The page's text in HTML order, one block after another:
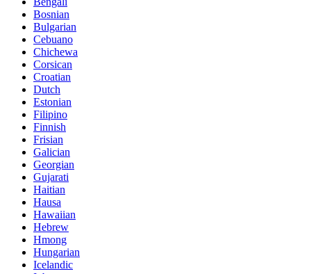
Bosnian
Bulgarian
Cebuano
Chichewa
Corsican
Croatian
Dutch
Estonian
Filipino
Finnish
Frisian
Galician
Georgian
Gujarati
Haitian
Hausa
Hawaiian
Hebrew
Hmong
Hungarian
Icelandic